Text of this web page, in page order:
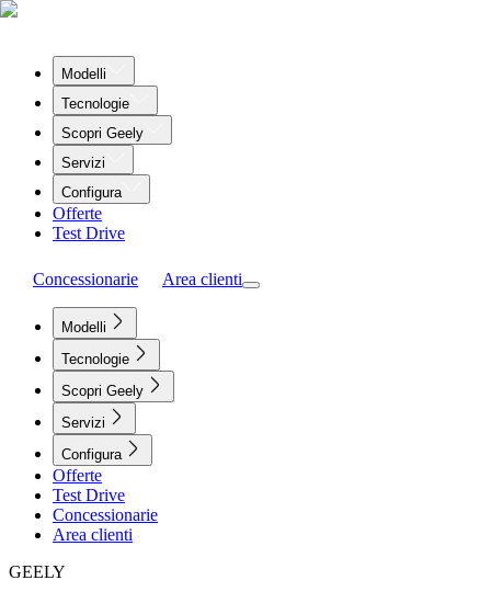
Modelli
Tecnologie
Scopri Geely
Servizi
Configura
Offerte
Test Drive
Concessionarie Area clienti
Modelli
Tecnologie
Scopri Geely
Servizi
Configura
Offerte
Test Drive
Concessionarie
Area clienti
GEELY